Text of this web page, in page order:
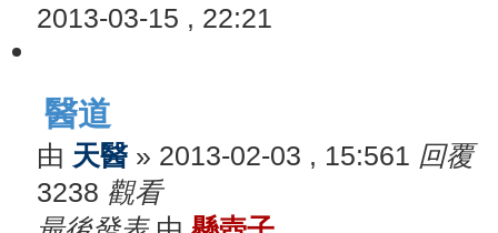
2013-03-15 , 22:21
醫道
由 天醫 » 2013-02-03 , 15:561 回覆
3238 觀看